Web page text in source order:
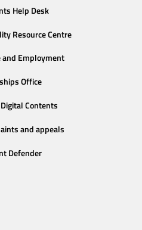
Help Desk
Resource Centre
and Employment
Office
Contents
and appeals
Defender